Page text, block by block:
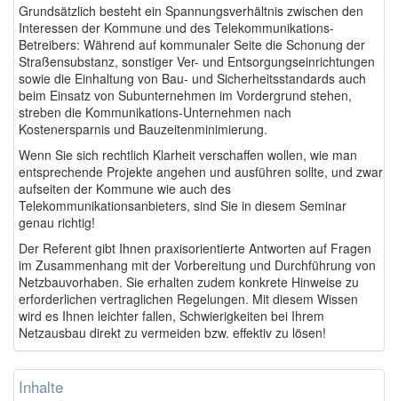
Grundsätzlich besteht ein Spannungsverhältnis zwischen den
Interessen der Kommune und des Telekommunikations-
Betreibers: Während auf kommunaler Seite die Schonung der
Straßensubstanz, sonstiger Ver- und Entsorgungseinrichtungen
sowie die Einhaltung von Bau- und Sicherheitsstandards auch
beim Einsatz von Subunternehmen im Vordergrund stehen,
streben die Kommunikations-Unternehmen nach
Kostenersparnis und Bauzeitenminimierung.
Wenn Sie sich rechtlich Klarheit verschaffen wollen, wie man
entsprechende Projekte angehen und ausführen sollte, und zwar
aufseiten der Kommune wie auch des
Telekommunikationsanbieters, sind Sie in diesem Seminar
genau richtig!
Der Referent gibt Ihnen praxisorientierte Antworten auf Fragen
im Zusammenhang mit der Vorbereitung und Durchführung von
Netzbauvorhaben. Sie erhalten zudem konkrete Hinweise zu
erforderlichen vertraglichen Regelungen. Mit diesem Wissen
wird es Ihnen leichter fallen, Schwierigkeiten bei Ihrem
Netzausbau direkt zu vermeiden bzw. effektiv zu lösen!
Inhalte